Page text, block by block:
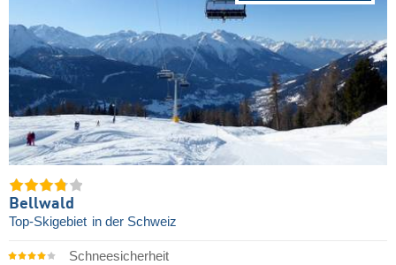
Bellwald
Top-Skigebiet in der Schweiz
Schneesicherheit